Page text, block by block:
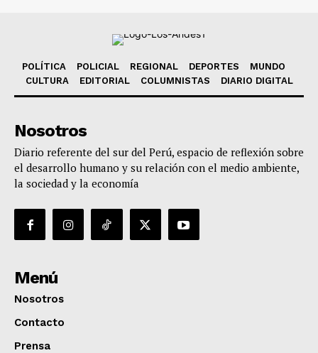
POLÍTICA POLICIAL REGIONAL DEPORTES
MUNDO
CULTURA
EDITORIAL COLUMNISTAS DIARIO DIGITAL
Nosotros
Diario referente del sur del Perú, espacio de reflexión sobre
el desarrollo humano y su relación con el medio ambiente,
la sociedad y la economía
Menú
Nosotros
Contacto
Prensa